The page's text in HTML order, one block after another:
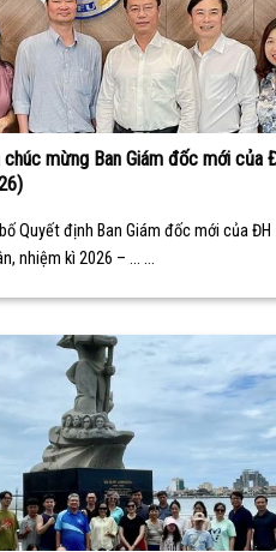
mừng Ban Giám đốc mới của
Quyết định Ban Giám đốc mới của ĐH
nhiệm kì 2026 – ... ...